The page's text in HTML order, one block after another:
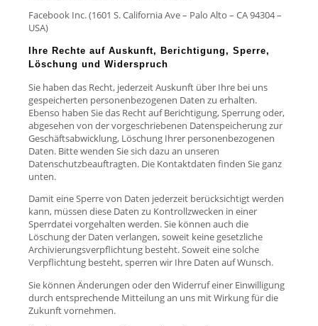
Facebook Inc. (1601 S. California Ave – Palo Alto – CA 94304 –
USA)
Ihre Rechte auf Auskunft, Berichtigung, Sperre,
Löschung und Widerspruch
Sie haben das Recht, jederzeit Auskunft über Ihre bei uns
gespeicherten personenbezogenen Daten zu erhalten.
Ebenso haben Sie das Recht auf Berichtigung, Sperrung oder,
abgesehen von der vorgeschriebenen Datenspeicherung zur
Geschäftsabwicklung, Löschung Ihrer personenbezogenen
Daten. Bitte wenden Sie sich dazu an unseren
Datenschutzbeauftragten. Die Kontaktdaten finden Sie ganz
unten.
Damit eine Sperre von Daten jederzeit berücksichtigt werden
kann, müssen diese Daten zu Kontrollzwecken in einer
Sperrdatei vorgehalten werden. Sie können auch die
Löschung der Daten verlangen, soweit keine gesetzliche
Archivierungsverpflichtung besteht. Soweit eine solche
Verpflichtung besteht, sperren wir Ihre Daten auf Wunsch.
Sie können Änderungen oder den Widerruf einer Einwilligung
durch entsprechende Mitteilung an uns mit Wirkung für die
Zukunft vornehmen.